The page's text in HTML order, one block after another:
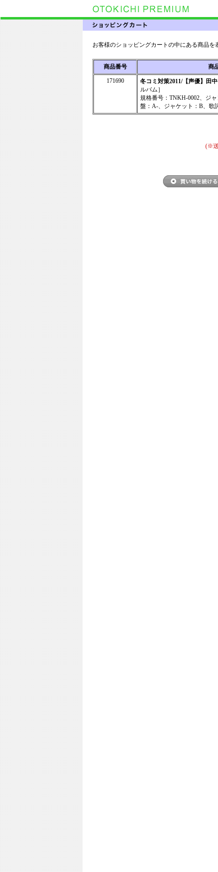
お客様のショッピングカートの中にある商品を
商品番号 商
171690
冬コミ対策2011/【声優】田
ルバム］
規格番号：TNKH-0002、ジ
盤：A-、ジャケット：B、歌
(※送